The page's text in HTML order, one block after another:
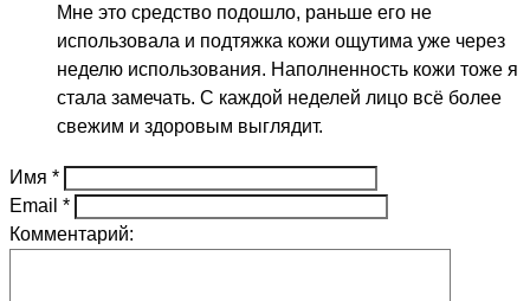
Мне это средство подошло, раньше его не
использовала и подтяжка кожи ощутима уже через
неделю использования. Наполненность кожи тоже я
стала замечать. С каждой неделей лицо всё более
свежим и здоровым выглядит.
Имя *
Email *
Комментарий: